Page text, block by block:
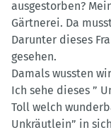
ausgestorben?
Gärtnerei. Da
Darunter dieses
gesehen.
Damals wussten
Ich sehe dieses ”
Toll welch
Unkräutlein” in